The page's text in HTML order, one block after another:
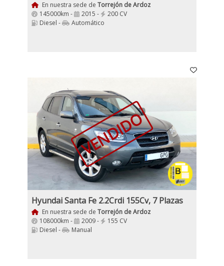
En nuestra sede de Torrejón de Ardoz
145000km -
2015 -
200 CV
Diesel -
Automático
VENDIDO
Hyundai Santa Fe 2.2Crdi 155Cv, 7 Plazas
En nuestra sede de Torrejón de Ardoz
108000km -
2009 -
155 CV
Diesel -
Manual